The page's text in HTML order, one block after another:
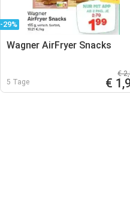
-29%
Wagner AirFryer Snacks
5 Tage
€
€